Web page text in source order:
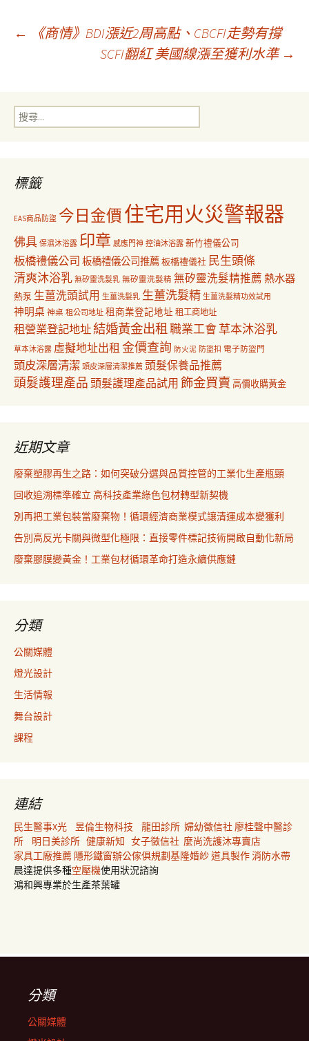
文
導
覽
←
《商情》BDI漲近2周高點、CBCFI走勢有撐
SCFI翻紅 美國線漲至獲利水準 →
搜
尋
標籤
EAS商品防盜 今日金價住宅用火災警報器
佛具 保濕沐浴露 印章 感應門神 控油沐浴露 新竹禮儀公司
板橋禮儀公司 板橋禮儀公司推薦板橋禮儀社 民生頭條
清爽沐浴乳 無矽靈洗髮乳 無矽靈洗髮精 無矽靈洗髮精推薦 熱水器
熱泵 生薑洗頭試用 生薑洗髮乳 生薑洗髮精 生薑洗髮精功效試用
神明桌 神桌 租公司地址 租商業登記地址 租工商地址
租營業登記地址結婚黃金出租職業工會草本沐浴乳
草本沐浴露 虛擬地址出租 金價查詢 防火泥 防盜扣 電子防盜門
頭皮深層清潔 頭皮深層清潔推薦 頭髮保養品推薦
頭髮護理產品 頭髮護理產品試用 飾金買賣 高價收購黃金
近期文章
廢棄塑膠再生之路：如何突破分選與品質控管的工業化生產瓶頸
回收追溯標準確立 高科技產業綠色包材轉型新契機
別再把工業包裝當廢棄物！循環經濟商業模式讓清運成本變獲利
告別高反光卡關與微型化極限：直接零件標記技術開啟自動化新局
廢棄膠膜變黃金！工業包材循環革命打造永續供應鏈
分類
公關媒體
燈光設計
生活情報
舞台設計
課程
連結
民生醫事X光 昱倫生物科技 龍田診所 婦幼徵信社 廖桂聲中醫診
所
明日美診所 健康新知 女子徵信社 麼尚洗護沐專賣店
家具工廠推薦 隱形鐵窗辦公傢俱規劃基隆婚紗道具製作消防水帶
晨達提供多種空壓機使用狀況諮詢
鴻和興專業於生產茶葉罐
分類
公關媒體